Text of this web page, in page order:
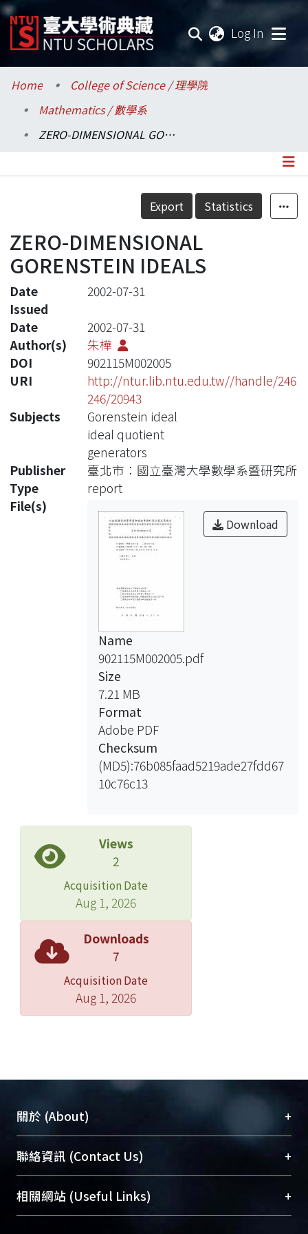
Log In
Communities & Collections
Research Outputs
Statistics
Home
College of Science / 理學院
Mathematics / 數學系
ZERO-DIMENSIONAL GORENSTEIN IDEALS
Details
Export Statistics
ZERO-DIMENSIONAL
GORENSTEIN IDEALS
Date
Issued
2002-07-31
Date
2002-07-31
Author(s)
朱樺
DOI
902115M002005
URI
http://ntur.lib.ntu.edu.tw//handle/246
246/20943
Subjects
Gorenstein ideal
ideal quotient
generators
Publisher
臺北市：國立臺灣大學數學系暨研究所
Type
report
File(s)
Download
Name
902115M002005.pdf
Size
7.21 MB
Format
Adobe PDF
Checksum
(MD5):76b085faad5219ade27fdd67
10c76c13
Views
2
Acquisition Date
Aug 1, 2026
Downloads
7
Acquisition Date
Aug 1, 2026
關於 (About) +
臺大位居世界頂尖大學之列，為永久珍藏及向國際
展現本校豐碩的研究成果及學術能量，圖書館整合
機構典藏（NTUR）與學術庫（AH）不同功能平
台，成為臺大學術典藏NTU scholars。期能整合研
聯絡資訊 (Contact Us) +
總館學科館員(Main Library)
醫學圖書館學科館員(Medical Library)
相關網站 (Useful Links) +